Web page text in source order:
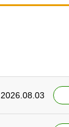
2026.08.03